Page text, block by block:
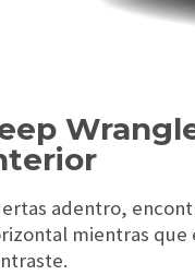
adentro,
mientras